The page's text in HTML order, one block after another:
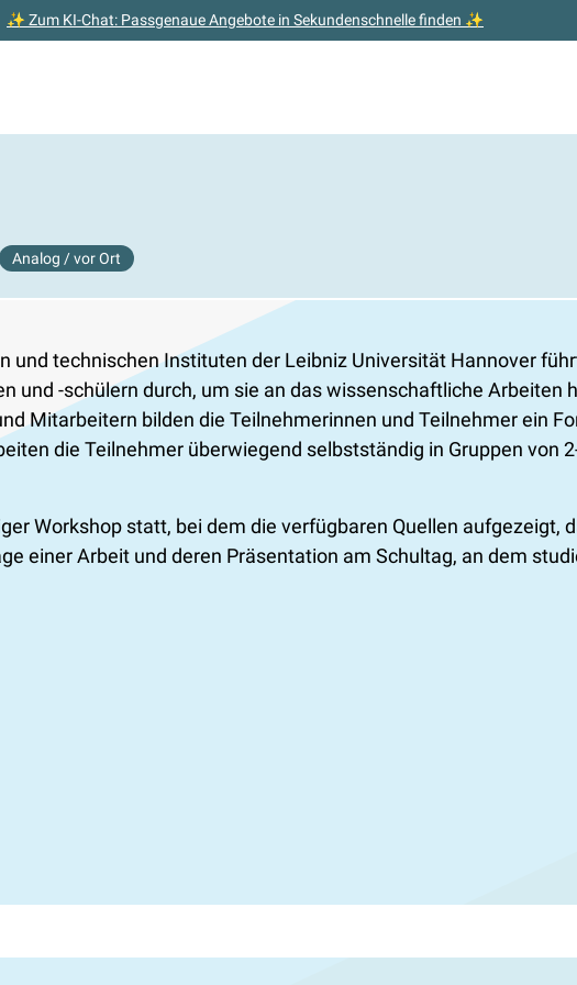
✨ Zum KI-Chat: Passgenaue Angebote in Sekundenschnelle finden ✨
Analog / vor Ort
technischen Instituten der Leibniz Universität Hannover
und -schülern durch, um sie an das wissenschaftliche Arbeiten
Mitarbeitern bilden die Teilnehmerinnen und Teilnehmer ein
die Teilnehmer überwiegend selbstständig in Gruppen von
Workshop statt, bei dem die verfügbaren Quellen aufgezeigt,
einer Arbeit und deren Präsentation am Schultag, an dem